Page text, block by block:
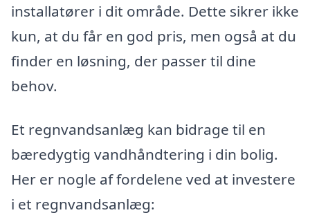
installatører i dit område. Dette sikrer ikke
kun, at du får en god pris, men også at du
finder en løsning, der passer til dine
behov.
Et regnvandsanlæg kan bidrage til en
bæredygtig vandhåndtering i din bolig.
Her er nogle af fordelene ved at investere
i et regnvandsanlæg: